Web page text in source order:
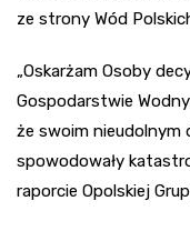
ze strony Wód
„Oskarżam Osoby
Gospodarstwie
że swoim nieudolnym
spowodowały
raporcie Opolskiej